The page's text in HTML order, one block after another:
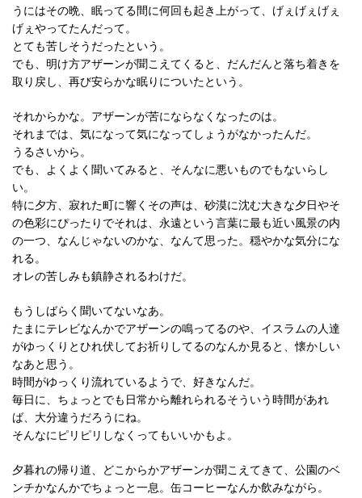
うにはその晩、眠ってる間に何回も起き上がって、げぇげぇげぇ
げぇやってたんだって。
とても苦しそうだったという。
でも、明け方アザーンが聞こえてくると、だんだんと落ち着きを
取り戻し、再び安らかな眠りについたという。
それからかな。アザーンが苦にならなくなったのは。
それまでは、気になって気になってしょうがなかったんだ。
うるさいから。
でも、よくよく聞いてみると、そんなに悪いものでもないらし
い。
特に夕方、寂れた町に響くその声は、砂漠に沈む大きな夕日やそ
の色彩にぴったりでそれは、永遠という言葉に最も近い風景の内
の一つ、なんじゃないのかな、なんて思った。穏やかな気分にな
れる。
オレの苦しみも鎮静されるわけだ。
もうしばらく聞いてないなあ。
たまにテレビなんかでアザーンの鳴ってるのや、イスラムの人達
がゆっくりとひれ伏してお祈りしてるのなんか見ると、懐かしい
なあと思う。
時間がゆっくり流れているようで、好きなんだ。
毎日に、ちょっとでも日常から離れられるそういう時間があれ
ば、大分違うだろうにね。
そんなにピリピリしなくってもいいかもよ。
夕暮れの帰り道、どこからかアザーンが聞こえてきて、公園のベ
ンチかなんかでちょっと一息。缶コーヒーなんか飲みながら。